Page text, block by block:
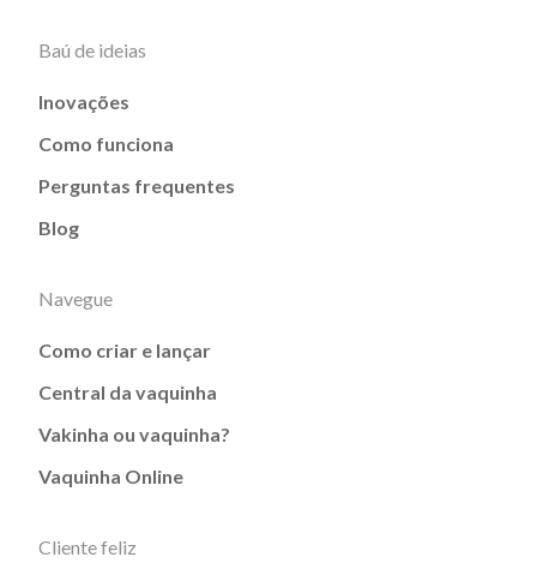
Baú de ideias
Inovações
Como funciona
Perguntas frequentes
Blog
Navegue
Como criar e lançar
Central da vaquinha
Vakinha ou vaquinha?
Vaquinha Online
Cliente feliz